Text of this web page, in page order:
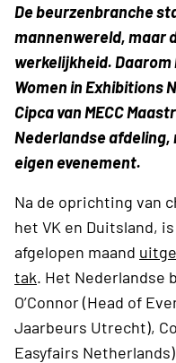
De beurzenbranche
mannenwereld, maar
werkelijkheid.
Women in Exhibitions
Cipca van MECC
Nederlandse
eigen evenement.
Na de oprichting van
het VK en Duitsland,
afgelopen maand
tak. Het Nederlandse
O’Connor (Head of
Jaarbeurs Utrecht),
Easyfairs